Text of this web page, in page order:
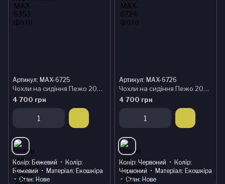
Артикул: MAX-6725
Чохли на сидіння Пежо 208 (Peugeot 208) модельні MAX з екошкіри Чорно-бежевий
4 700 грн
Колір Бежевий
Колір
Бежевий
Матеріал Екошкіра
Стан Нове
Артикул: MAX-6726
Чохли на сидіння Пежо 208 (Peugeot 208) модельні MAX з екошкіри Чорно-червоний
4 700 грн
Колір Червоний
Колір
Червоний
Матеріал Екошкіра
Стан Нове